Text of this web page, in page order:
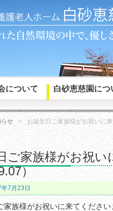
について 白砂恵慈園につ
らせ お誕生日ご家族様がお祝いに
ご家族様がお祝
）
7月23日
家族様がお祝いに来てくださ